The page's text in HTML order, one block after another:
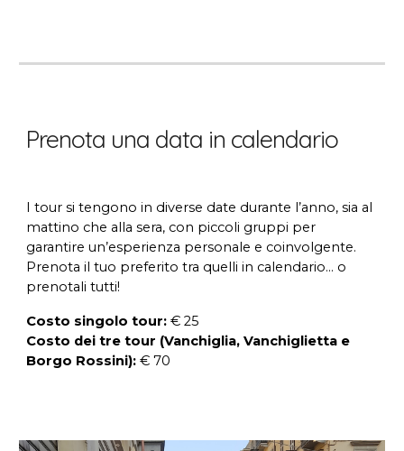
Prenota una data in calendario
I tour si tengono in diverse date durante l’anno, sia al
mattino che alla sera, con piccoli gruppi per
garantire un’esperienza personale e coinvolgente.
Prenota il tuo preferito tra quelli in calendario... o
prenotali tutti!
Costo singolo tour: € 25
Costo dei tre tour (Vanchiglia, Vanchiglietta e
Borgo Rossini):€ 70